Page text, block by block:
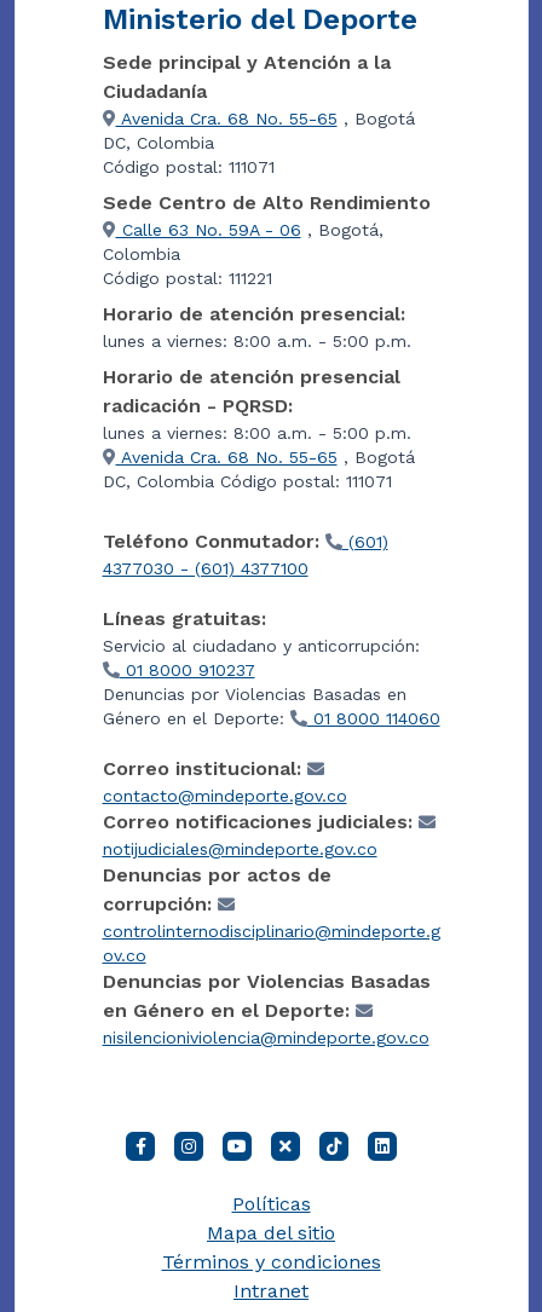
Ministerio del Deporte
Sede principal y Atención a la
Ciudadanía
Avenida Cra. 68 No. 55-65 , Bogotá
DC, Colombia
Código postal: 111071
Sede Centro de Alto Rendimiento
Calle 63 No. 59A - 06 , Bogotá,
Colombia
Código postal: 111221
Horario de atención presencial:
lunes a viernes: 8:00 a.m. - 5:00 p.m.
Horario de atención presencial
radicación - PQRSD:
lunes a viernes: 8:00 a.m. - 5:00 p.m.
Avenida Cra. 68 No. 55-65 , Bogotá
DC, Colombia Código postal: 111071
Teléfono Conmutador:
(601)
4377030 - (601) 4377100
Líneas gratuitas:
Servicio al ciudadano y anticorrupción:
01 8000 910237
Denuncias por Violencias Basadas en
Género en el Deporte:
01 8000 114060
Correo institucional:
contacto@mindeporte.gov.co
Correo notificaciones judiciales:
notijudiciales@mindeporte.gov.co
Denuncias por actos de
corrupción:
controlinternodisciplinario@mindeporte.g
ov.co
Denuncias por Violencias Basadas
en Género en el Deporte:
nisilencioniviolencia@mindeporte.gov.co
Políticas
Mapa del sitio
Términos y condiciones
Intranet